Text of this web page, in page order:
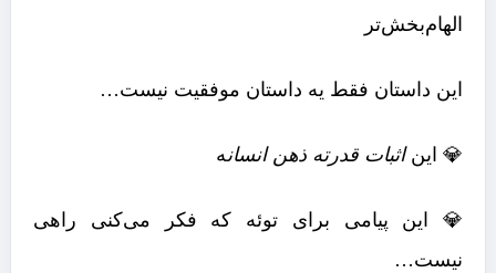
الهام‌بخش‌تر
این داستان فقط یه داستان موفقیت نیست…
💎 ایناثبات قدرته ذهن انسانه
💎 این پیامی برای توئه که فکر می‌کنی راهی
نیست…